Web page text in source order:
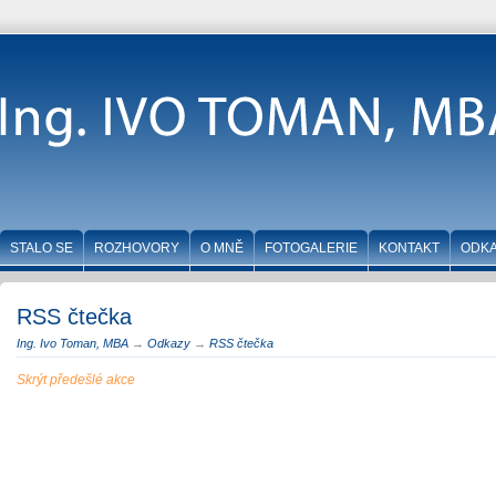
RSS čtečka
Ing. Ivo Toman, MBA → Odkazy → RSS čtečka
Skrýt předešlé akce
STALO SE ROZHOVORY O MNĚ FOTOGALERIE KONTAKT